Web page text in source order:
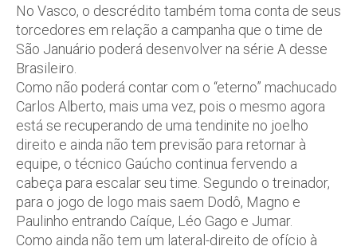
No Vasco, o descrédito também toma conta de seus
torcedores em relação a campanha que o time de
São Januário poderá desenvolver na série A desse
Brasileiro.
Como não poderá contar com o “eterno” machucado
Carlos Alberto, mais uma vez, pois o mesmo agora
está se recuperando de uma tendinite no joelho
direito e ainda não tem previsão para retornar à
equipe, o técnico Gaúcho continua fervendo a
cabeça para escalar seu time. Segundo o treinador,
para o jogo de logo mais saem Dodô, Magno e
Paulinho entrando Caíque, Léo Gago e Jumar.
Como ainda não tem um lateral-direito de ofício à